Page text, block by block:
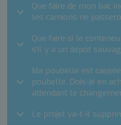
Que faire de mon bac
les camions ne
Que faire si le
s’il y a un dépôt
Ma poubelle est
poubelle. Dois-je en
attendant le
Le projet va-t-il